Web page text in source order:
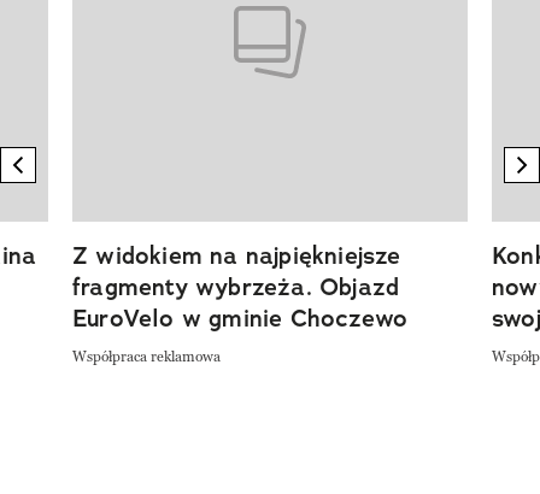
previous element
Z widokiem na najpiękniejsze
fragmenty wybrzeża. Objazd
EuroVelo w gminie Choczewo
Współpraca reklamowa